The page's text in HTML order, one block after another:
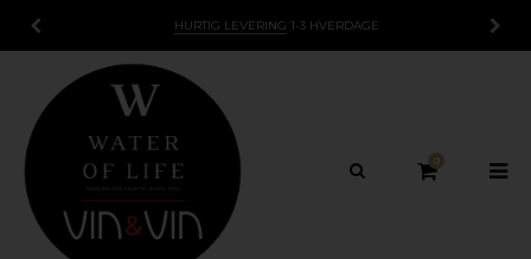
HURTIG LEVERING 1-3 HVERDAGE
0